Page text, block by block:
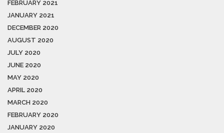
FEBRUARY 2021
JANUARY 2021
DECEMBER 2020
AUGUST 2020
JULY 2020
JUNE 2020
MAY 2020
APRIL 2020
MARCH 2020
FEBRUARY 2020
JANUARY 2020